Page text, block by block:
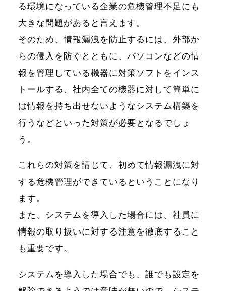
る環境になっている企業の危機管理不足にも
大きな問題があると言えます。
そのため、情報漏洩を防止するには、外部か
らの侵入を防ぐとともに、パソコンなどの情
報を管理している機器に対策ソフトをインス
トールする、社内全ての機器に対して簡単に
は情報を持ち出せないようなシステム構築を
行うなどといった対策が必要となるでしょ
う。
これらの対策を講じて、初めて情報漏洩に対
する危機管理ができているということになり
ます。
また、システムを導入した場合には、社員に
情報の取り扱いに対する注意を徹底すること
も重要です。
システムを導入した場合でも、誰でも設定を